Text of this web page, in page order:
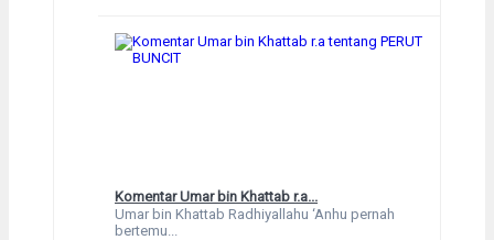
Komentar Umar bin Khattab r.a...
Umar bin Khattab Radhiyallahu ‘Anhu pernah
bertemu...